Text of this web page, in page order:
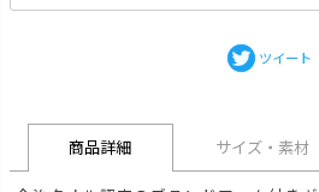
ツイート
商品詳細 サイズ・素材